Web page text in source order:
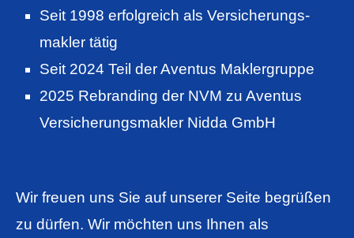
Seit 1998 erfolgreich als Ver­sicherungs­
makler tätig
Seit 2024 Teil der Aventus Maklergruppe
2025 Rebranding der NVM zu Aventus
Ver­sicherungs­makler Nidda GmbH
Wir freuen uns Sie auf unserer Seite begrüßen
zu dürfen. Wir möchten uns Ihnen als